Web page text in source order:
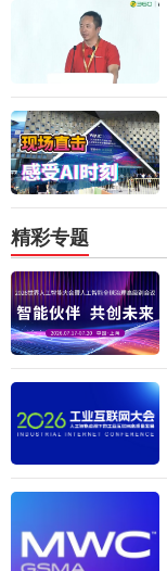
精彩专题